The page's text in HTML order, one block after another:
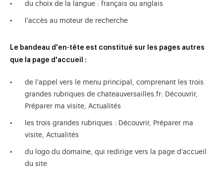
du choix de la langue : français ou anglais
l'accès au moteur de recherche
Le bandeau d'en-tête est constitué sur les pages autres
que la page d'accueil :
de l'appel vers le menu principal, comprenant les trois
grandes rubriques de chateauversailles.fr: Découvrir,
Préparer ma visite, Actualités
les trois grandes rubriques : Découvrir, Préparer ma
visite, Actualités
du logo du domaine, qui redirige vers la page d'accueil
du site